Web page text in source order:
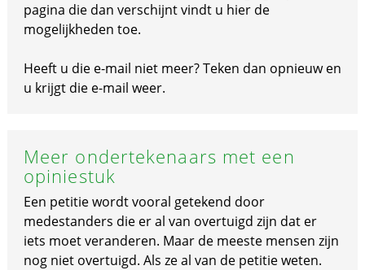
pagina die dan verschijnt vindt u hier de
mogelijkheden toe.
Heeft u die e-mail niet meer? Teken dan opnieuw en
u krijgt die e-mail weer.
Meer ondertekenaars met een
opiniestuk
Een petitie wordt vooral getekend door
medestanders die er al van overtuigd zijn dat er
iets moet veranderen. Maar de meeste mensen zijn
nog niet overtuigd. Als ze al van de petitie weten.